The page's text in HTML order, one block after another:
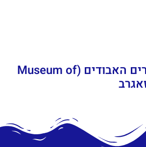
מוזיאון הסיפורים האבודים (Museum of